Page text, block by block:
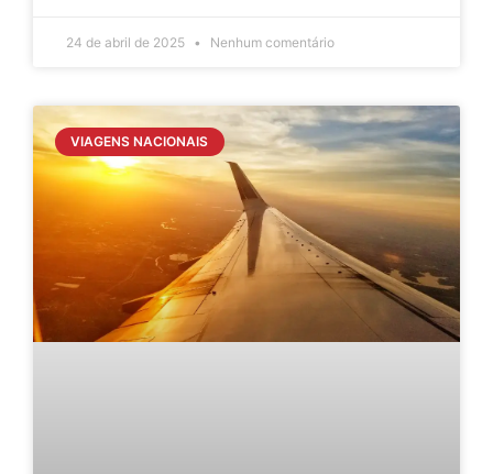
24 de abril de 2025 Nenhum comentário
VIAGENS NACIONAIS